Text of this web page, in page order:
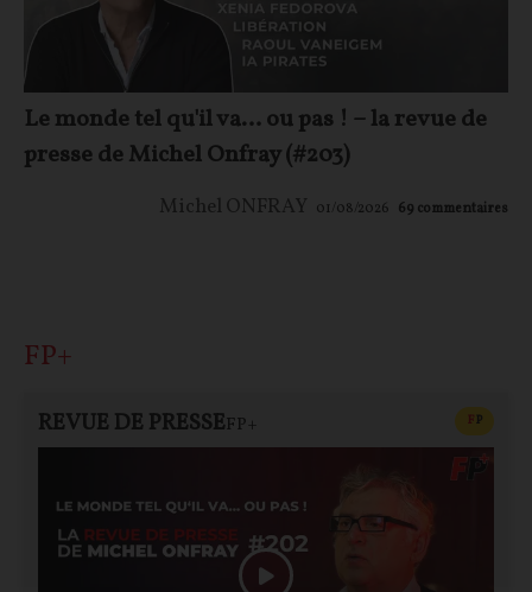
Le monde tel qu'il va… ou pas ! – la revue de
presse de Michel Onfray (#203)
Michel ONFRAY 01/08/2026 69 commentaires
FP+
REVUE DE PRESSEFP+ FP